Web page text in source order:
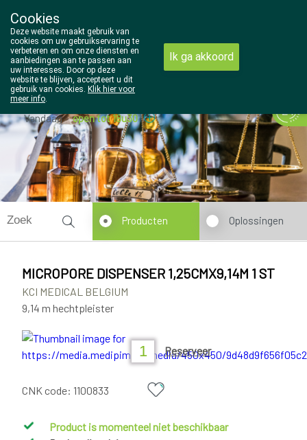
014/810298
Vandaag open tot 18u30
Producten Oplossingen
MICROPORE DISPENSER 1,25CMX9,14M 1 ST
KCI MEDICAL BELGIUM
9,14 m hechtpleister
Reserveer
CNK code: 1100833
Product is momenteel niet beschikbaar
Cookies
Deze website maakt gebruik van
cookies om uw gebruikservaring te
verbeteren en om onze diensten en
aanbiedingen aan te passen aan
uw interesses. Door op deze
website te blijven, accepteert u dit
gebruik van cookies. Klik hier voor
meer info.
Ik ga akkoord